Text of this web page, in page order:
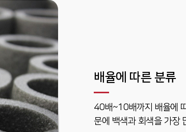
배율에 따른 분류
40배~10배까지 배율에
문에 백색과 회색을 가장